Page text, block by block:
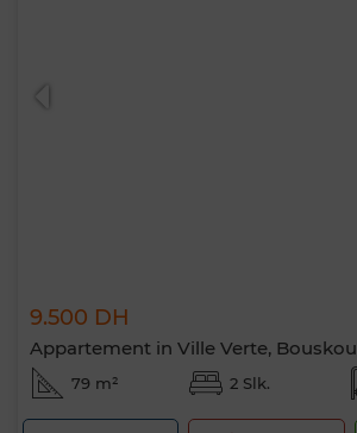
9.500 DH
Appartement in Ville Verte,
79 m² 2 Slk.